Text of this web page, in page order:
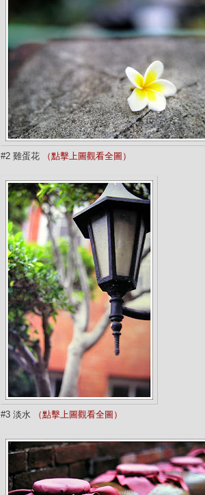
#2 雞蛋花 （點擊上圖觀看全圖）
#3 淡水 （點擊上圖觀看全圖）